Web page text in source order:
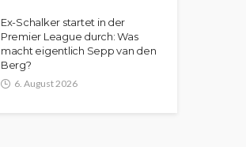
Ex-Schalker startet in der
Premier League durch: Was
macht eigentlich Sepp van den
Berg?
6. August 2026